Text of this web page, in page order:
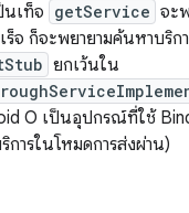
นเท็จ getService จะ
ร็จ ก็จะพยายามค้นหาบริก
ยกเว้นใน
O เป็นอุปกรณ์ที่ใช้
ารในโหมดการส่งผ่าน)